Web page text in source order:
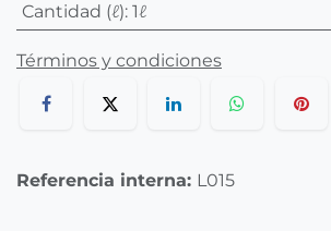
Cantidad (ℓ): 1ℓ
Términos y condiciones
Referencia interna: L015